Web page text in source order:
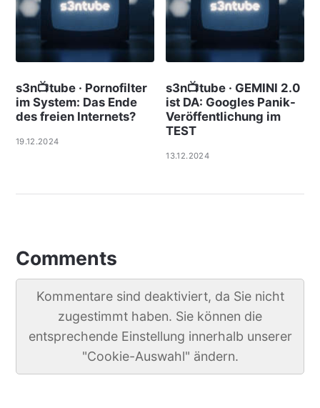
s3n📺tube · Pornofilter
im System: Das Ende
des freien Internets?
19.12.2024
s3n📺tube · GEMINI 2.0
ist DA: Googles Panik-
Veröffentlichung im
TEST
13.12.2024
Comments
Kommentare sind deaktiviert, da Sie nicht
zugestimmt haben. Sie können die
entsprechende Einstellung innerhalb unserer
"Cookie-Auswahl" ändern.